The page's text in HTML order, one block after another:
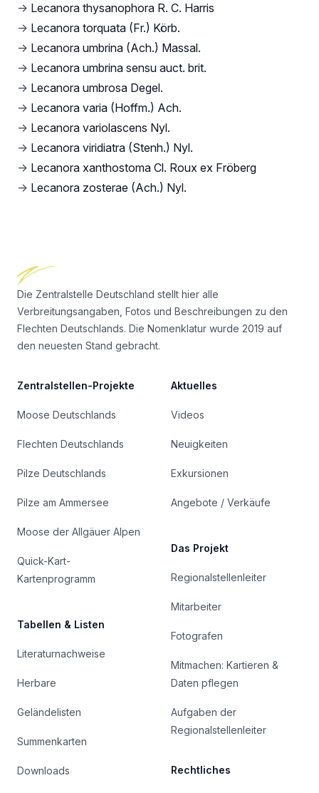
→ Lecanora thysanophora R. C. Harris
→ Lecanora torquata (Fr.) Körb.
→ Lecanora umbrina (Ach.) Massal.
→ Lecanora umbrina sensu auct. brit.
→ Lecanora umbrosa Degel.
→ Lecanora varia (Hoffm.) Ach.
→ Lecanora variolascens Nyl.
→ Lecanora viridiatra (Stenh.) Nyl.
→ Lecanora xanthostoma Cl. Roux ex Fröberg
→ Lecanora zosterae (Ach.) Nyl.
Die Zentralstelle Deutschland stellt hier alle
Verbreitungsangaben, Fotos und Beschreibungen zu den
Flechten Deutschlands. Die Nomenklatur wurde 2019 auf
den neuesten Stand gebracht.
Zentralstellen-Projekte
Moose Deutschlands
Flechten Deutschlands
Pilze Deutschlands
Pilze am Ammersee
Moose der Allgäuer Alpen
Quick-Kart-
Kartenprogramm
Tabellen & Listen
Literaturnachweise
Herbare
Geländelisten
Summenkarten
Downloads
Aktuelles
Videos
Neuigkeiten
Exkursionen
Angebote / Verkäufe
Das Projekt
Regionalstellenleiter
Mitarbeiter
Fotografen
Mitmachen: Kartieren &
Daten pflegen
Aufgaben der
Regionalstellenleiter
Rechtliches